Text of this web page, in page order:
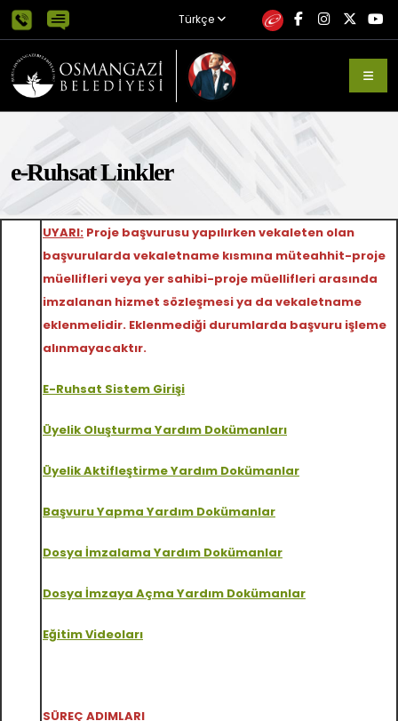
Türkçe
e-Ruhsat Linkler
UYARI: Proje başvurusu yapılırken vekaleten olan
başvurularda vekaletname kısmına müteahhit-proje
müellifleri veya yer sahibi-proje müellifleri arasında
imzalanan hizmet sözleşmesi ya da vekaletname
eklenmelidir. Eklenmediği durumlarda başvuru işleme
alınmayacaktır.
E-Ruhsat Sistem Girişi
Üyelik Oluşturma Yardım Dokümanları
Üyelik Aktifleştirme Yardım Dokümanlar
Başvuru Yapma Yardım Dokümanlar
Dosya İmzalama Yardım Dokümanlar
Dosya İmzaya Açma Yardım Dokümanlar
Eğitim Videoları
SÜREÇ ADIMLARI